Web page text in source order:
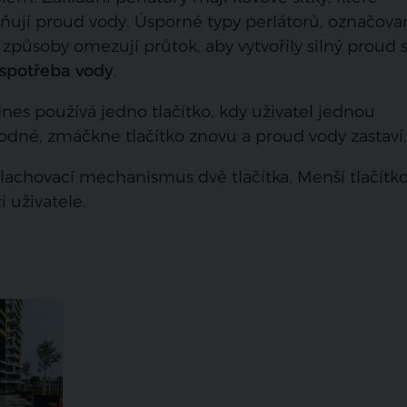
proud vody. Úsporné typy perlátorů,
omezují průtok, aby vytvořily silný proud s
vody.
používá jedno tlačítko, kdy uživatel jednou
zmáčkne tlačítko znovu a proud vody zastaví.
mechanismus dvě tlačítka. Menší tlačítko
uživatele.